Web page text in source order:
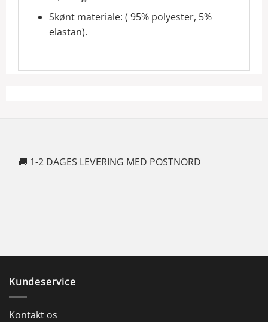
Skønt materiale: ( 95% polyester, 5%
elastan).
🚚 1-2 DAGES LEVERING MED POSTNORD
Kundeservice
Kontakt os